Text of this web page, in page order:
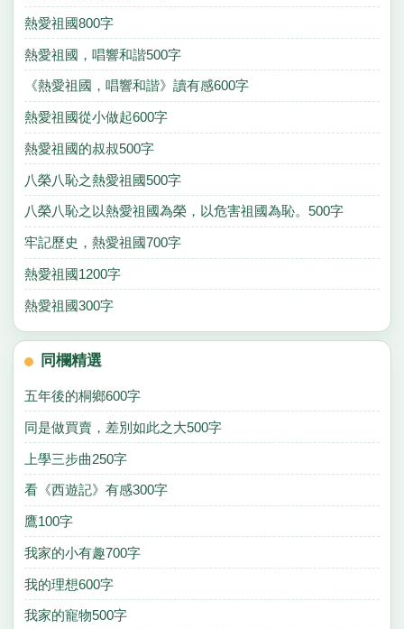
熱愛祖國800字
熱愛祖國，唱響和諧500字
《熱愛祖國，唱響和諧》讀有感600字
熱愛祖國從小做起600字
熱愛祖國的叔叔500字
八榮八恥之熱愛祖國500字
八榮八恥之以熱愛祖國為榮，以危害祖國為恥。500字
牢記歷史，熱愛祖國700字
熱愛祖國1200字
熱愛祖國300字
同欄精選
五年後的桐鄉600字
同是做買賣，差別如此之大500字
上學三步曲250字
看《西遊記》有感300字
鷹100字
我家的小有趣700字
我的理想600字
我家的寵物500字